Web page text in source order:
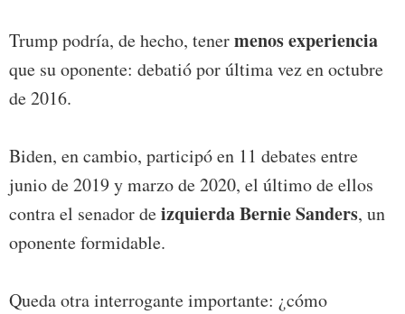
Trump podría, de hecho, tenermenos experiencia
que su oponente: debatió por última vez en octubre
de 2016.
Biden, en cambio, participó en 11 debates entre
junio de 2019 y marzo de 2020, el último de ellos
contra el senador deizquierda Bernie Sanders, un
oponente formidable.
Queda otra interrogante importante: ¿cómo